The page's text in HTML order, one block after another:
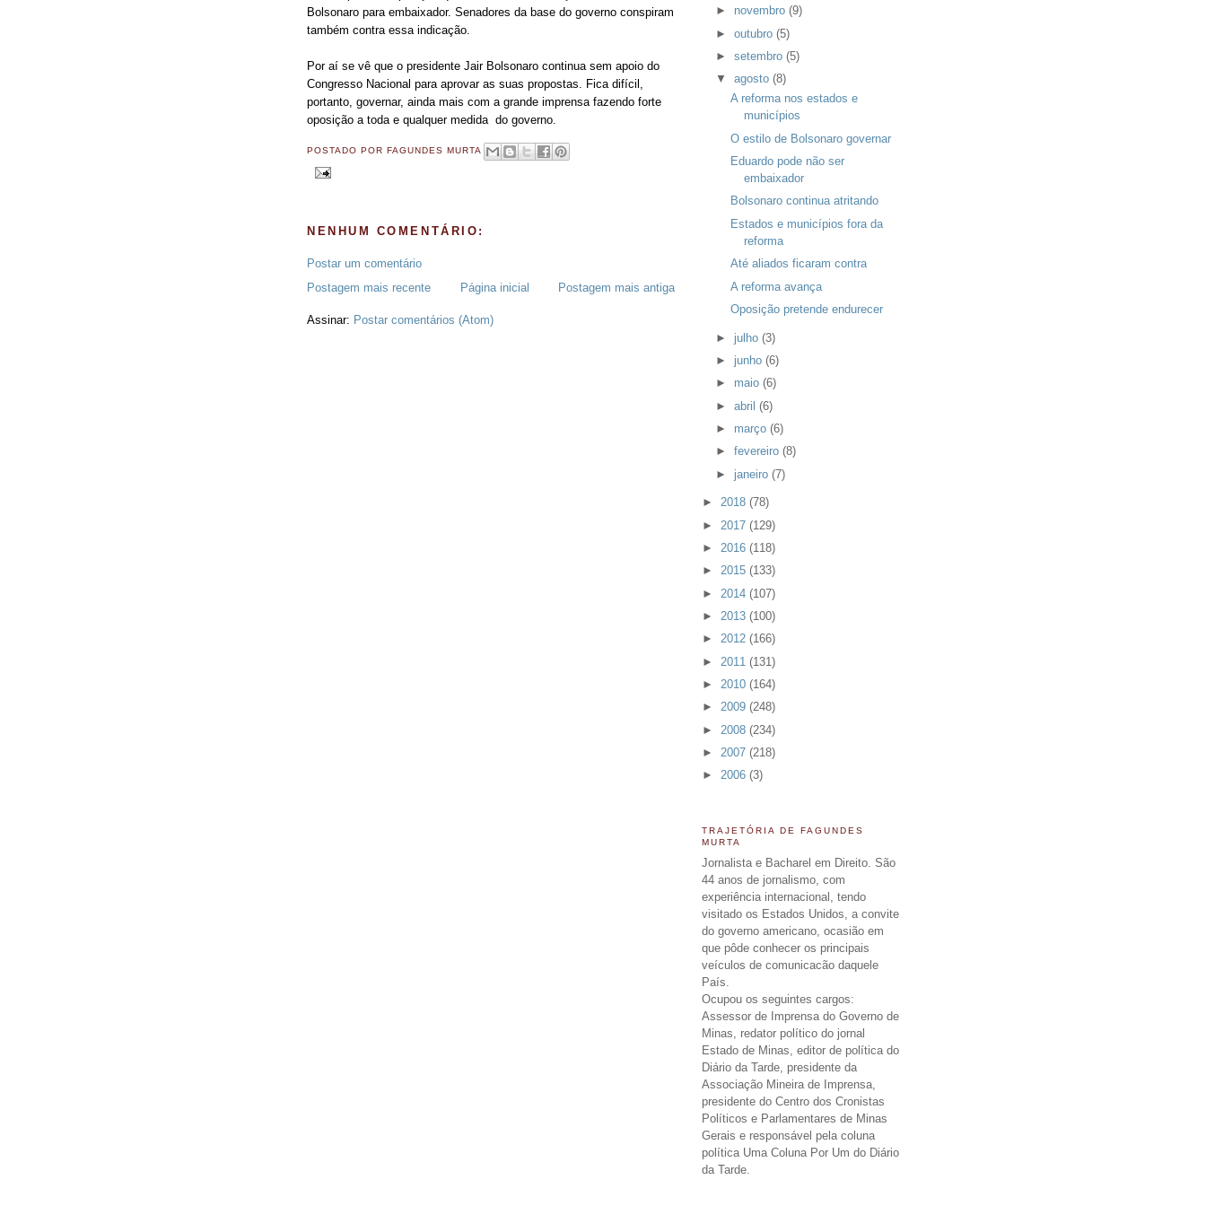
Bolsonaro para embaixador. Senadores da base do governo conspiram
também contra essa indicação.
Por aí se vê que o presidente Jair Bolsonaro continua sem apoio do
Congresso Nacional para aprovar as suas propostas. Fica difícil,
portanto, governar, ainda mais com a grande imprensa fazendo forte
oposição a toda e qualquer medida do governo.
POSTADO POR FAGUNDES MURTA
NENHUM COMENTÁRIO:
Postar um comentário
Postagem mais recente
Postagem mais antiga
Página inicial
Assinar: Postar comentários (Atom)
► novembro(9)
►outubro(5)
►setembro(5)
▼agosto(8)
A reforma nos estados e
municípios
O estilo de Bolsonaro governar
Eduardo pode não ser
embaixador
Bolsonaro continua atritando
Estados e municípios fora da
reforma
Até aliados ficaram contra
A reforma avança
Oposição pretende endurecer
► julho(3)
► junho(6)
► maio(6)
►abril(6)
► março(6)
►fevereiro(8)
► janeiro(7)
► 2018 (78)
► 2017 (129)
► 2016 (118)
► 2015 (133)
► 2014 (107)
► 2013 (100)
► 2012 (166)
► 2011 (131)
► 2010 (164)
► 2009 (248)
► 2008 (234)
► 2007 (218)
► 2006 (3)
TRAJETÓRIA DE FAGUNDES
MURTA
Jornalista e Bacharel em Direito. São
44 anos de jornalismo, com
experiência internacional, tendo
visitado os Estados Unidos, a convite
do governo americano, ocasião em
que pôde conhecer os principais
veículos de comunicacão daquele
País.
Ocupou os seguintes cargos:
Assessor de Imprensa do Governo de
Minas, redator político do jornal
Estado de Minas, editor de política do
Diário da Tarde, presidente da
Associação Mineira de Imprensa,
presidente do Centro dos Cronistas
Políticos e Parlamentares de Minas
Gerais e responsável pela coluna
política Uma Coluna Por Um do Diário
da Tarde.